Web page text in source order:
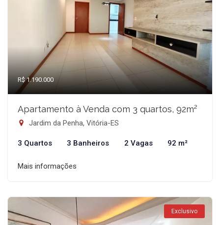
R$ 1.190.000
Apartamento à Venda com 3 quartos, 92m²
Jardim da Penha, Vitória-ES
3 Quartos 3 Banheiros 2 Vagas 92 m²
Mais informações
Exclusivo